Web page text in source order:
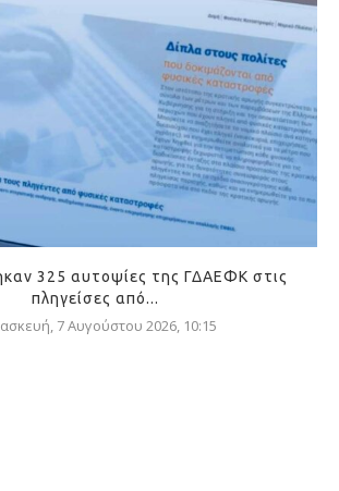
325 αυτοψίες της ΓΔΑΕΦΚ στις
πληγείσες από...
7 Αυγούστου 2026, 10:15